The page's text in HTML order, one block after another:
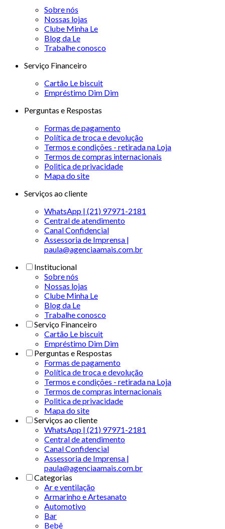
Sobre nós
Nossas lojas
Clube Minha Le
Blog da Le
Trabalhe conosco
Serviço Financeiro
Cartão Le biscuit
Empréstimo Dim Dim
Perguntas e Respostas
Formas de pagamento
Política de troca e devolução
Termos e condições - retirada na Loja
Termos de compras internacionais
Politica de privacidade
Mapa do site
Serviços ao cliente
WhatsApp | (21) 97971-2181
Central de atendimento
Canal Confidencial
Assessoria de Imprensa |
paula@agenciaamais.com.br
Institucional
Sobre nós
Nossas lojas
Clube Minha Le
Blog da Le
Trabalhe conosco
Serviço Financeiro
Cartão Le biscuit
Empréstimo Dim Dim
Perguntas e Respostas
Formas de pagamento
Política de troca e devolução
Termos e condições - retirada na Loja
Termos de compras internacionais
Politica de privacidade
Mapa do site
Serviços ao cliente
WhatsApp | (21) 97971-2181
Central de atendimento
Canal Confidencial
Assessoria de Imprensa |
paula@agenciaamais.com.br
Categorias
Ar e ventilação
Armarinho e Artesanato
Automotivo
Bar
Bebê